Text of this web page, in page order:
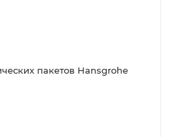
пакетов Hansgrohe